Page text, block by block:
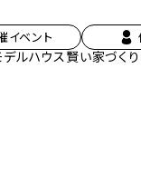
イベント
デルハウス賢い家づく